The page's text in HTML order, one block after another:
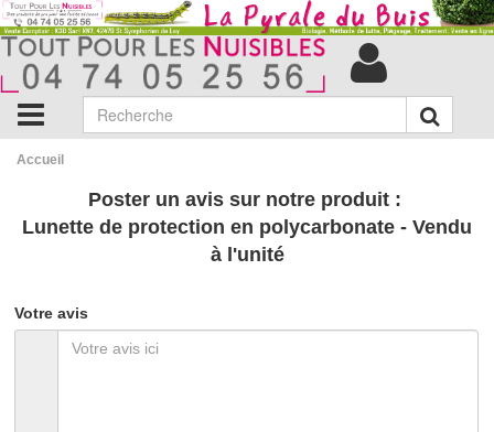
Accueil
Poster un avis sur notre produit :
Lunette de protection en polycarbonate - Vendu
à l'unité
Votre avis